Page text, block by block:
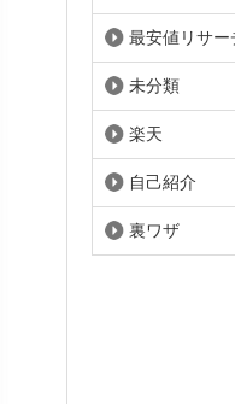
最安値リサー
未分類
楽天
自己紹介
裏ワザ